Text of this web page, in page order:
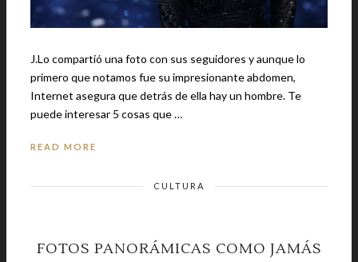
J.Lo compartió una foto con sus seguidores y aunque lo
primero que notamos fue su impresionante abdomen,
Internet asegura que detrás de ella hay un hombre. Te
puede interesar 5 cosas que …
READ MORE
CULTURA
FOTOS PANORÁMICAS COMO JAMÁS